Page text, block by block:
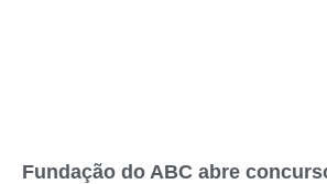
Fundação do ABC abre